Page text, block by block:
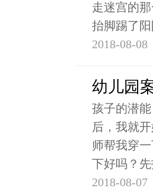
走迷宫的
抬脚踢了
2018-08-08
幼儿园
孩子的潜
后，我就
师帮我穿
下好吗？
2018-08-07